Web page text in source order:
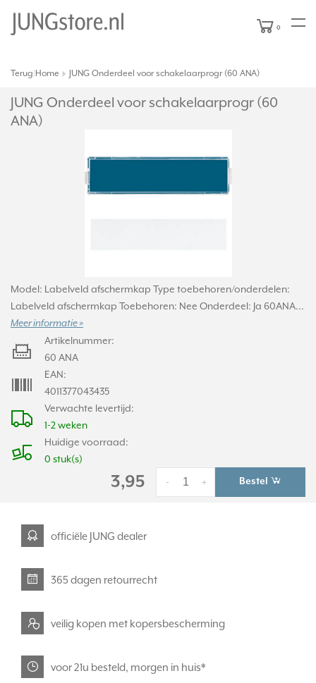
0
Terug Home JUNG Onderdeel voor schakelaarprogr (60 ANA)
JUNG Onderdeel voor schakelaarprogr (60
ANA)
Model: Labelveld afschermkap Type toebehoren/onderdelen:
Labelveld afschermkap Toebehoren: Nee Onderdeel: Ja 60ANA...
Meer informatie »
Verwachte levertijd:
1-2 weken
Huidige voorraad:
0 stuk(s)
Artikelnummer:
60 ANA
EAN:
4011377043435
3,95 +
- Bestel
officiële JUNG dealer
365 dagen retourrecht
veilig kopen met kopersbescherming
voor 21u besteld, morgen in huis*